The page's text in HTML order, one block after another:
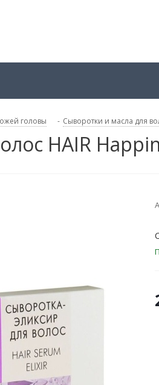
головы - Сыворотки и масла для
HAIR